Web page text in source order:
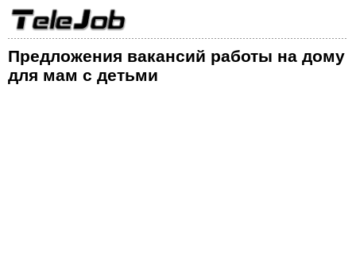
Предложения вакансий работы на дому
для мам с детьми